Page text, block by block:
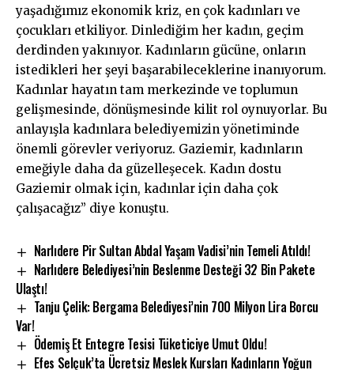
yaşadığımız ekonomik kriz, en çok kadınları ve
çocukları etkiliyor. Dinlediğim her kadın, geçim
derdinden yakınıyor. Kadınların gücüne, onların
istedikleri her şeyi başarabileceklerine inanıyorum.
Kadınlar hayatın tam merkezinde ve toplumun
gelişmesinde, dönüşmesinde kilit rol oynuyorlar. Bu
anlayışla kadınlara belediyemizin yönetiminde
önemli görevler veriyoruz. Gaziemir, kadınların
emeğiyle daha da güzelleşecek. Kadın dostu
Gaziemir olmak için, kadınlar için daha çok
çalışacağız” diye konuştu.
Narlıdere Pir Sultan Abdal Yaşam Vadisi’nin Temeli Atıldı!
Narlıdere Belediyesi’nin Beslenme Desteği 32 Bin Pakete
Ulaştı!
Tanju Çelik: Bergama Belediyesi’nin 700 Milyon Lira Borcu
Var!
Ödemiş Et Entegre Tesisi Tüketiciye Umut Oldu!
Efes Selçuk’ta Ücretsiz Meslek Kursları Kadınların Yoğun